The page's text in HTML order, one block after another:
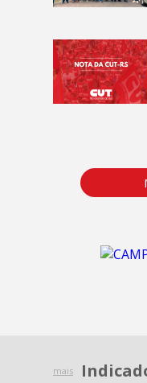
mais